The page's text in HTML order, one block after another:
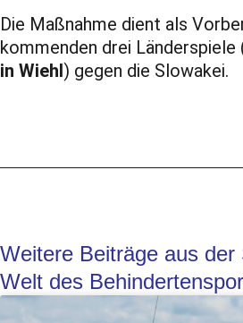
Die Maßnahme dient als
kommenden drei Länderspiele
in Wiehl) gegen die Slowakei.
Weitere Beiträge aus
Welt des